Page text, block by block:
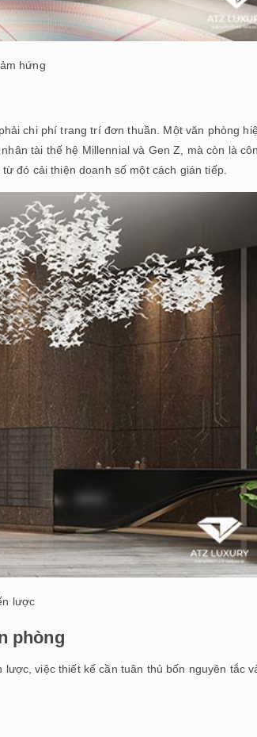
hứng
chi phí trang trí đơn thuần. Một văn phòng
tài thế hệ Millennial và Gen Z, mà còn là
đó cải thiện doanh số một cách gián tiếp.
lược
phòng
việc thiết kế cần tuân thủ bốn nguyên tắc